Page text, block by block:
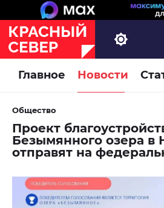
Главное Новости
Общество
Проект
Безымянного озера в
отправят на